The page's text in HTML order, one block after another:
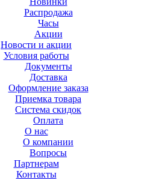
Распродажа
Часы
Акции
Новости и акции
Условия работы
Документы
Доставка
Оформление заказа
Приемка товара
Система скидок
Оплата
О нас
О компании
Вопросы
Партнерам
Контакты